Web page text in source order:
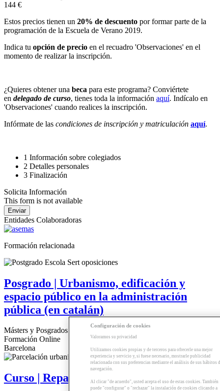
144 €
Estos precios tienen un 20% de descuento por formar parte de la
programación de la Escuela de Verano 2019.
Indica tu opción de precio en el recuadro 'Observaciones' en el
momento de realizar la inscripción.
¿Quieres obtener una beca para este programa? Conviértete
en delegado de curso, tienes toda la información aquí. Indícalo en
'Observaciones' cuando realices la inscripción.
Infórmate de las condiciones de inscripción y matriculación aquí.
1 Información sobre colegiados
2 Detalles personales
3 Finalización
Solicita Información
This form is not available
Entidades Colaboradoras
Formación relacionada
Posgrado | Urbanismo, edificación y
espacio público en la administración
pública (en catalán)
Másters y Posgrados
Formación Online
Barcelona
Curso | Reparcelación urbana
Configuración de cookies
Valoramos su privacidad
Utilizamos cookies propias y de terceros para ofrecerle una mejor
experiencia y servicio y, si fuese necesario, mostrarle publicidad
relacionada con sus preferencias mediante el análisis de sus hábitos
navegación.
Al clicar "de acuerdo", usted acepta el uso de estas cookies. También
puede "configurar" o "rechazar" la instalación de cookies clicando a